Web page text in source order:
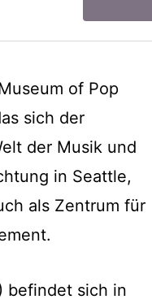
of Pop
sich der
der Musik und
in Seattle,
als Zentrum für
befindet sich in